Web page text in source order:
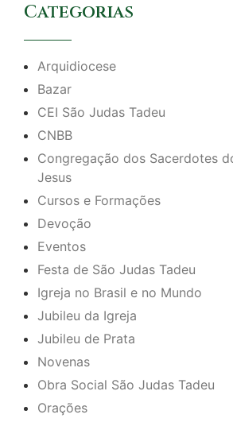
Categorias
Arquidiocese
Bazar
CEI São Judas Tadeu
CNBB
Congregação dos Sacerdotes
Jesus
Cursos e Formações
Devoção
Eventos
Festa de São Judas Tadeu
Igreja no Brasil e no Mundo
Jubileu da Igreja
Jubileu de Prata
Novenas
Obra Social São Judas Tadeu
Orações